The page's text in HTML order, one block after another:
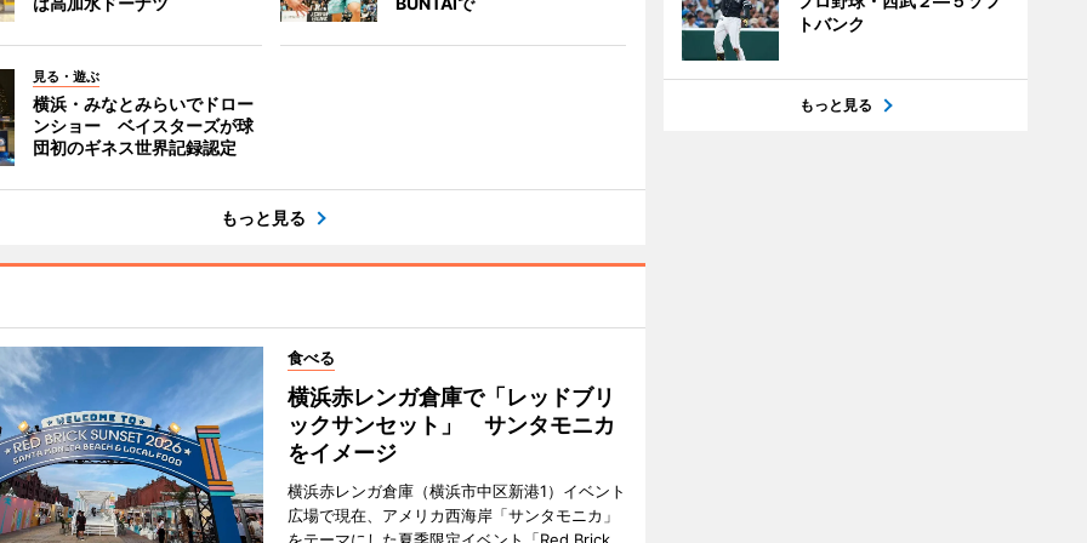
見る・遊ぶ
横浜・みなとみらいでドロー
ンショー ベイスターズが球
団初のギネス世界記録認定
もっと見る
食べる
横浜赤レンガ倉庫で「レッドブリ
ックサンセット」 サンタモニカ
をイメージ
横浜赤レンガ倉庫（横浜市中区新港1）イベント
広場で現在、アメリカ西海岸「サンタモニカ」
トバンク
もっと見る